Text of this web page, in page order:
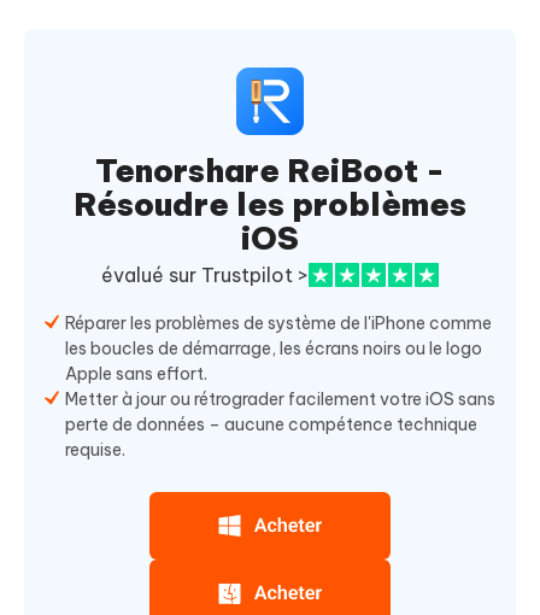
Tenorshare ReiBoot -
Résoudre les problèmes
iOS
évalué sur Trustpilot >
Réparer les problèmes de système de l'iPhone comme
les boucles de démarrage, les écrans noirs ou le logo
Apple sans effort.
Metter à jour ou rétrograder facilement votre iOS sans
perte de données – aucune compétence technique
requise.